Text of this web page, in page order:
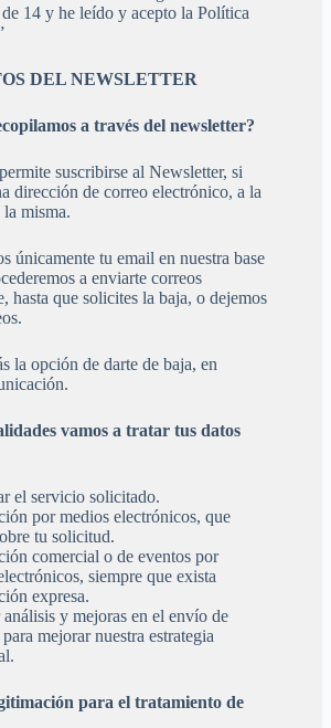
14 y he leído y acepto la Política
DEL NEWSLETTER
a través del newsletter?
suscribirse al Newsletter, si
dirección de correo electrónico, a la
misma.
únicamente tu email en nuestra base
a enviarte correos
hasta que solicites la baja, o dejemos
la opción de darte de baja, en
vamos a tratar tus datos
el servicio solicitado.
por medios electrónicos, que
tu solicitud.
comercial o de eventos por
siempre que exista
expresa.
y mejoras en el envío de
mejorar nuestra estrategia
para el tratamiento de